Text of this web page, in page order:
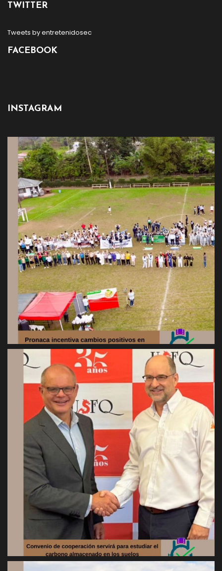
TWITTER
Tweets by entretenidosec
FACEBOOK
INSTAGRAM